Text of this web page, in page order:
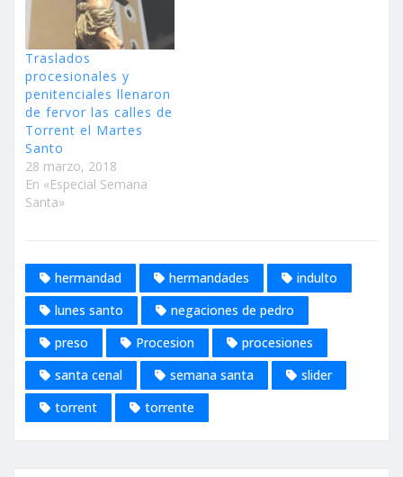
Traslados
procesionales y
penitenciales llenaron
de fervor las calles de
Torrent el Martes
Santo
28 marzo, 2018
En «Especial Semana
Santa»
hermandad hermandades
indulto
lunes santo
negaciones de pedro
preso
Procesion
procesiones
santa cenal
semana santa
slider
torrent
torrente